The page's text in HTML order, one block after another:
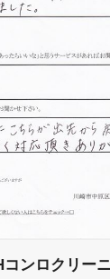
ンロクリー